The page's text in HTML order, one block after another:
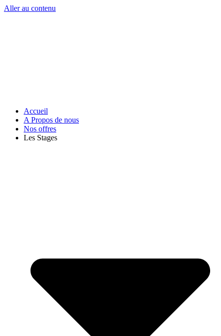
Aller au contenu
Accueil
A Propos de nous
Nos offres
Les Stages